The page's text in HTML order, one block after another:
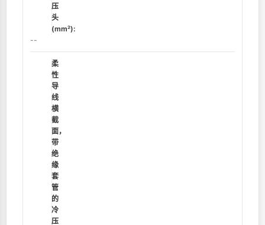
压
头
(mm²):
--
柔
性
导
线
横
截
面，
带
绝
缘
套
管
的
冷
压